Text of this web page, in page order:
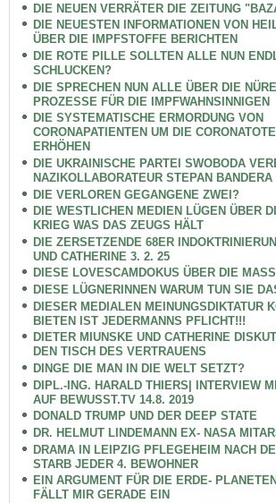
DIE NEUEN VERRÄTER DIE ZEITUNG
DIE NEUESTEN INFORMATIONEN VON
ÜBER DIE IMPFSTOFFE BERICHTEN
DIE ROTE PILLE SOLLTEN ALLE NUN
SCHLUCKEN?
DIE SPRECHEN NUN ALLE ÜBER DIE
PROZESSE FÜR DIE IMPFWAHNSINNIGEN
DIE SYSTEMATISCHE ERMORDUNG VON
CORONAPATIENTEN UM DIE
ERHÖHEN
DIE UKRAINISCHE PARTEI SWOBODA
NAZIKOLLABORATEUR STEPAN BANDERA
DIE VERLOREN GEGANGENE ZWEI?
DIE WESTLICHEN MEDIEN LÜGEN ÜBER
KRIEG WAS DAS ZEUGS HÄLT
DIE ZERSETZENDE 68ER
UND CATHERINE 3. 2. 25
DIESE LOVESCAMDOKUS ÜBER DIE
DIESE LÜGNERINNEN WARUM TUN SIE
DIESER MEDIALEN MEINUNGSDIKTATUR
BIETEN IST JEDERMANNS PFLICHT!!!
DIETER MIUNSKE UND CATHERINE
DEN TISCH DES VERTRAUENS
DINGE DIE MAN IN DIE WELT SETZT?
DIPL.-ING. HARALD THIERS| INTERVIEW
AUF BEWUSST.TV 14.8. 2019
DONALD TRUMP UND DER DEEP STATE
DR. HELMUT LINDEMANN EX- NASA
DRAMA IN LEIPZIG PFLEGEHEIM NACH
STARB JEDER 4. BEWOHNER
EIN ARGUMENT FÜR DIE ERDE-
FÄLLT MIR GERADE EIN